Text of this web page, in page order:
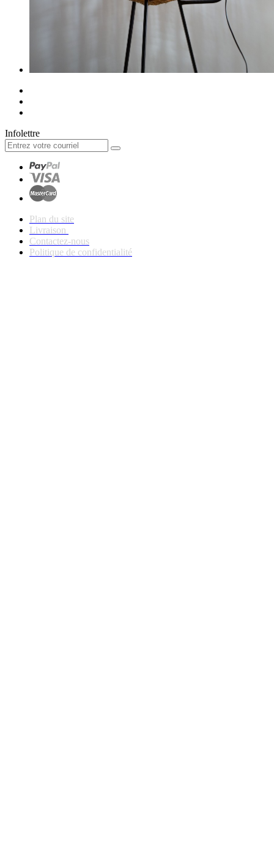
Infolettre
Plan du site
Livraison
Contactez-nous
Politique de confidentialité